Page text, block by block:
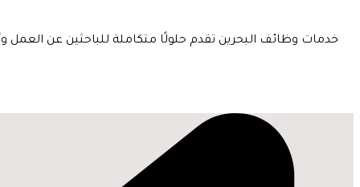
خدمات وظائف البحرين تقدم حلولًا متكاملة للباحثين عن العمل